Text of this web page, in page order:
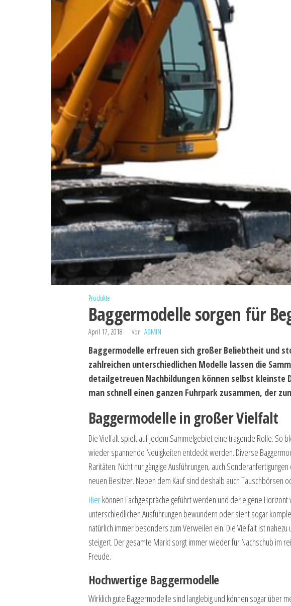
Produkte
Baggermodelle sorgen für
April 17, 2018 Von ADMIN
Baggermodelle erfreuen sich großer Beliebtheit und
zahlreichen unterschiedlichen Modelle lassen die
detailgetreuen Nachbildungen können selbst kleinste
man schnell einen ganzen Fuhrpark zusammen, der
Baggermodelle in großer Vielfalt
Die Vielfalt spielt auf jedem Sammelgebiet eine tragende Rolle. So
wieder spannende Neuigkeiten entdeckt werden. Diverse
Raritäten. Nicht nur gängige Ausführungen, auch
neuen Besitzer. Neben dem Kauf sind deshalb auch Tauschbörsen
Hierkönnen Fachgespräche geführt werden und der eigene
unterschiedlichen Ausführungen bewundern oder sieht sogar
natürlich immer besonders zum Verweilen ein. Die Vielfalt ist
steigert. Der gesamte Markt sorgt immer wieder für Nachschub im
Freude.
Hochwertige Baggermodelle
Wirklich gute Baggermodelle sind langlebig und können sogar über